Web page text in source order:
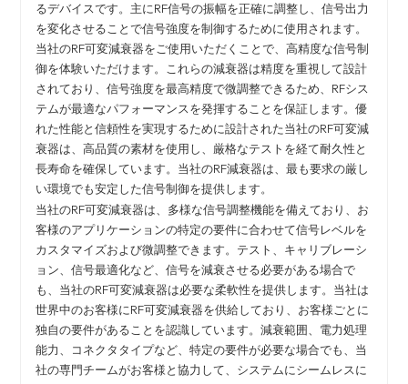
るデバイスです。主にRF信号の振幅を正確に調整し、信号出力
を変化させることで信号強度を制御するために使用されます。
当社のRF可変減衰器をご使用いただくことで、高精度な信号制
御を体験いただけます。これらの減衰器は精度を重視して設計
されており、信号強度を最高精度で微調整できるため、RFシス
テムが最適なパフォーマンスを発揮することを保証します。優
れた性能と信頼性を実現するために設計された当社のRF可変減
衰器は、高品質の素材を使用し、厳格なテストを経て耐久性と
長寿命を確保しています。当社のRF減衰器は、最も要求の厳し
い環境でも安定した信号制御を提供します。
当社のRF可変減衰器は、多様な信号調整機能を備えており、お
客様のアプリケーションの特定の要件に合わせて信号レベルを
カスタマイズおよび微調整できます。テスト、キャリブレーシ
ョン、信号最適化など、信号を減衰させる必要がある場合で
も、当社のRF可変減衰器は必要な柔軟性を提供します。当社は
世界中のお客様にRF可変減衰器を供給しており、お客様ごとに
独自の要件があることを認識しています。減衰範囲、電力処理
能力、コネクタタイプなど、特定の要件が必要な場合でも、当
社の専門チームがお客様と協力して、システムにシームレスに